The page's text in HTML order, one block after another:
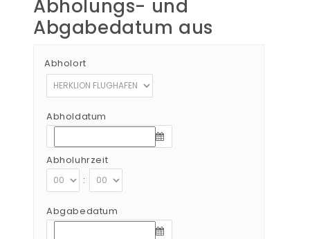
Abholungs- und
Abgabedatum aus
Abholort
Abholdatum
Abholuhrzeit
:
Abgabedatum